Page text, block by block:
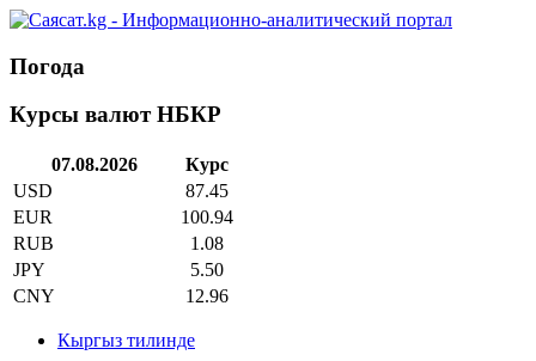
Погода
Курсы валют НБКР
07.08.2026
Курс
USD
87.45
EUR
100.94
RUB
1.08
JPY
5.50
CNY
12.96
Кыргыз тилинде